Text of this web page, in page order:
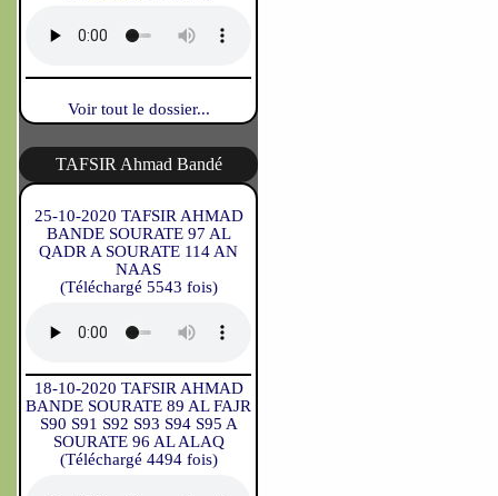
Voir tout le dossier...
TAFSIR Ahmad Bandé
25-10-2020 TAFSIR AHMAD
BANDE SOURATE 97 AL
QADR A SOURATE 114 AN
NAAS
(Téléchargé 5543 fois)
18-10-2020 TAFSIR AHMAD
BANDE SOURATE 89 AL FAJR
S90 S91 S92 S93 S94 S95 A
SOURATE 96 AL ALAQ
(Téléchargé 4494 fois)